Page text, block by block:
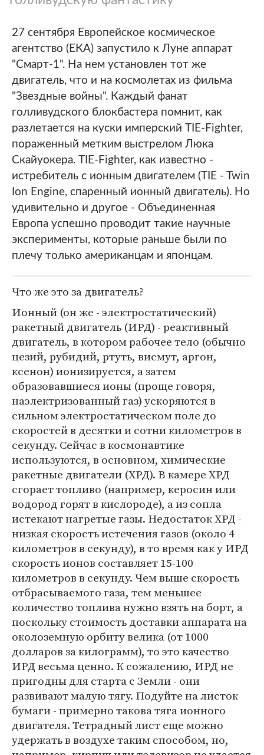
27 сентября Европейское космическое
агентство (ЕКА) запустило к Луне аппарат
"Смарт-1". На нем установлен тот же
двигатель, что и на космолетах из фильма
"Звездные войны". Каждый фанат
голливудского блокбастера помнит, как
разлетается на куски имперский TIE-Fighter,
пораженный метким выстрелом Люка
Скайуокера. TIE-Fighter, как известно -
истребитель с ионным двигателем (TIE - Twin
Ion Engine, спаренный ионный двигатель). Но
удивительно и другое - Объединенная
Европа успешно проводит такие научные
эксперименты, которые раньше были по
плечу только американцам и японцам.
Что же это за двигатель?
Ионный (он же - электростатический)
ракетный двигатель (ИРД) - реактивный
двигатель, в котором рабочее тело (обычно
цезий, рубидий, ртуть, висмут, аргон,
ксенон) ионизируется, а затем
образовавшиеся ионы (проще говоря,
наэлектризованный газ) ускоряются в
сильном электростатическом поле до
скоростей в десятки и сотни километров в
секунду. Сейчас в космонавтике
используются, в основном, химические
ракетные двигатели (ХРД). В камере ХРД
сгорает топливо (например, керосин или
водород горят в кислороде), а из сопла
истекают нагретые газы. Недостаток ХРД -
низкая скорость истечения газов (около 4
километров в секунду), в то время как у ИРД
скорость ионов составляет 15-100
километров в секунду. Чем выше скорость
отбрасываемого газа, тем меньшее
количество топлива нужно взять на борт, а
поскольку стоимость доставки аппарата на
околоземную орбиту велика (от 1000
долларов за килограмм), то это качество
ИРД весьма ценно. К сожалению, ИРД не
пригодны для старта с Земли - они
развивают малую тягу. Подуйте на листок
бумаги - примерно такова тяга ионного
двигателя. Тетрадный лист еще можно
удержать в воздухе таким способом, но,